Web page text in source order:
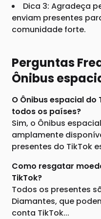
Dica 3: Agradeça
enviam presentes
comunidade forte.
Perguntas
Ônibus
O Ônibus espacial
todos os países?
Sim, o Ônibus
amplamente
presentes do TikTok
Como resgatar
TikTok?
Todos os presentes
Diamantes, que
conta TikTok...